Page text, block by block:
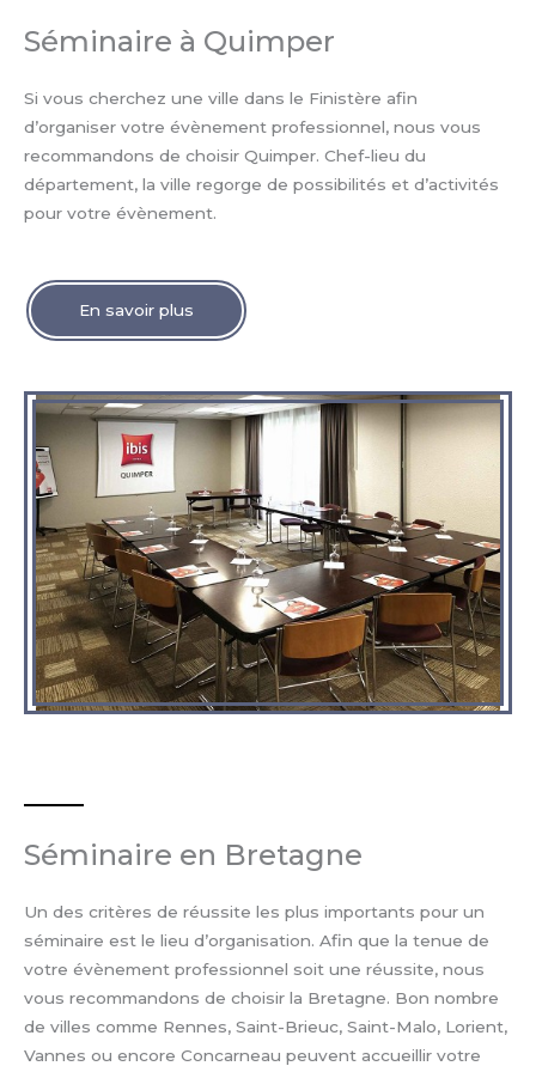
Séminaire à Quimper
Si vous cherchez une ville dans le Finistère afin
d’organiser votre évènement professionnel, nous vous
recommandons de choisir Quimper. Chef-lieu du
département, la ville regorge de possibilités et d’activités
pour votre évènement.
En savoir plus
Séminaire en Bretagne
Un des critères de réussite les plus importants pour un
séminaire est le lieu d’organisation. Afin que la tenue de
votre évènement professionnel soit une réussite, nous
vous recommandons de choisir la Bretagne. Bon nombre
de villes comme Rennes, Saint-Brieuc, Saint-Malo, Lorient,
Vannes ou encore Concarneau peuvent accueillir votre